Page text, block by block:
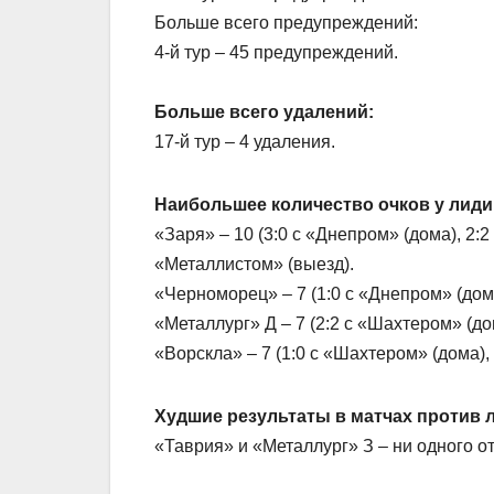
Больше всего предупреждений:
4-й тур – 45 предупреждений.
Больше всего удалений:
17-й тур – 4 удаления.
Наибольшее количество очков у
«Заря» – 10 (3:0 с «Днепром» (дома),
«Металлистом» (выезд).
«Черноморец» – 7 (1:0 с «Днепром»
«Металлург» Д – 7 (2:2 с «Шахтером»
«Ворскла» – 7 (1:0 с «Шахтером»
Худшие результаты в матчах против
«Таврия» и «Металлург» З – ни одного